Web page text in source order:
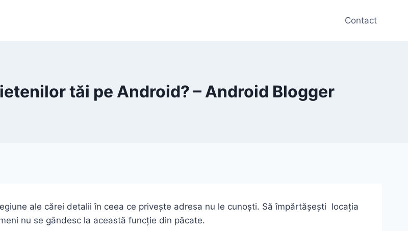
Contact
tăi pe Android? – Android Blogger
ale cărei detalii în ceea ce privește adresa nu le cunoști. Să împărtășești locația
nu se gândesc la această funcție din păcate.